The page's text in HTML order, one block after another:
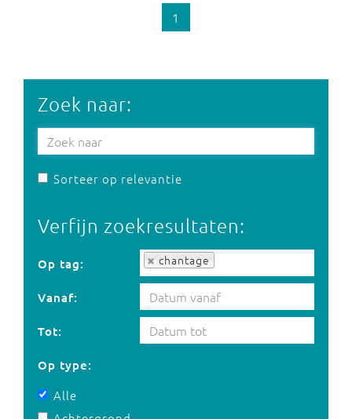
1
Zoek naar:
Sorteer op relevantie
Verfijn zoekresultaten:
Op tag: chantage
Op tag:
Vanaf:
Tot:
Op type:
Alle